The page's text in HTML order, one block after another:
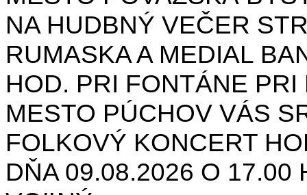
NA HUDBNÝ VEČER
RUMASKA A MEDIAL
HOD. PRI FONTÁNE PRI
MESTO PÚCHOV VÁS
FOLKOVÝ KONCERT
DŇA 09.08.2026 O 17.00